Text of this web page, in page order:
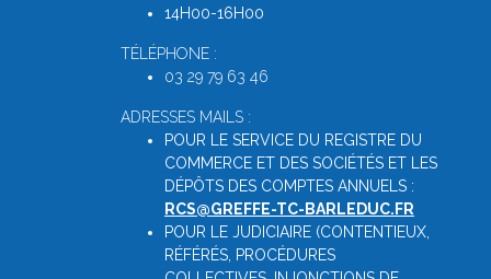
14H00-16H00
TÉLÉPHONE :
03 29 79 63 46
ADRESSES MAILS :
POUR LE SERVICE DU REGISTRE DU
COMMERCE ET DES SOCIÉTÉS ET LES
DÉPÔTS DES COMPTES ANNUELS :
RCS@GREFFE-TC-BARLEDUC.FR
POUR LE JUDICIAIRE (CONTENTIEUX,
RÉFÉRÉS, PROCÉDURES